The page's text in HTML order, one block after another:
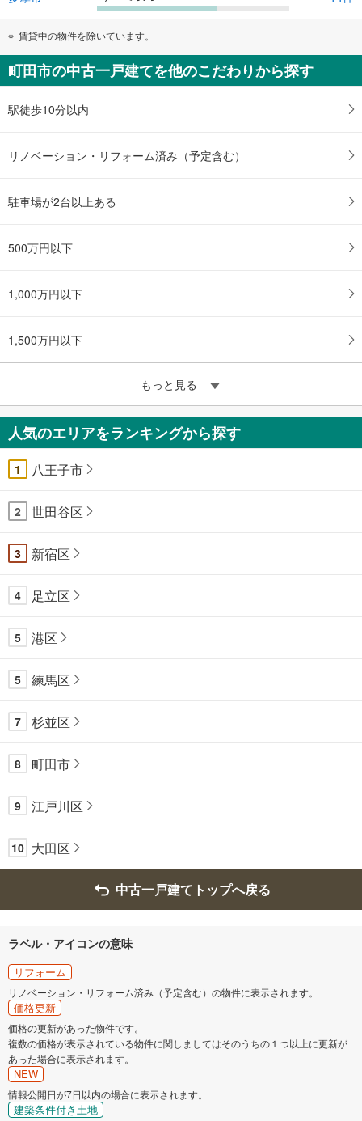
賃貸中の物件を除いています。
町田市の中古一戸建てを他のこだわりから探す
駅徒歩10分以内
リノベーション・リフォーム済み（予定含む）
駐車場が2台以上ある
500万円以下
1,000万円以下
1,500万円以下
もっと見る
人気のエリアをランキングから探す
1 八王子市
2 世田谷区
3 新宿区
4 足立区
5 港区
5 練馬区
7 杉並区
8 町田市
9 江戸川区
10 大田区
中古一戸建てトップへ戻る
ラベル・アイコンの意味
リフォーム
リノベーション・リフォーム済み（予定含む）の物件に表示されます。
価格更新
価格の更新があった物件です。
複数の価格が表示されている物件に関しましてはそのうちの１つ以上に更新が
あった場合に表示されます。
NEW
情報公開日が7日以内の場合に表示されます。
建築条件付き土地